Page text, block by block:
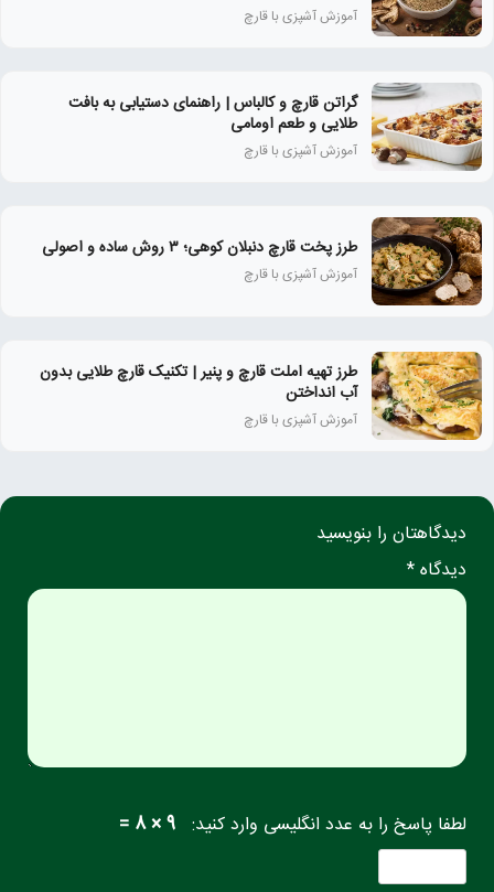
آموزش آشپزی با قارچ
گراتن قارچ و کالباس | راهنمای دستیابی به بافت
طلایی و طعم اومامی
آموزش آشپزی با قارچ
طرز پخت قارچ دنبلان کوهی؛ ۳ روش ساده و اصولی
آموزش آشپزی با قارچ
طرز تهیه املت قارچ و پنیر | تکنیک قارچ طلایی بدون
آب انداختن
آموزش آشپزی با قارچ
دیدگاهتان را بنویسید
دیدگاه *
لطفا پاسخ را به عدد انگلیسی وارد کنید: 9 × 8 =